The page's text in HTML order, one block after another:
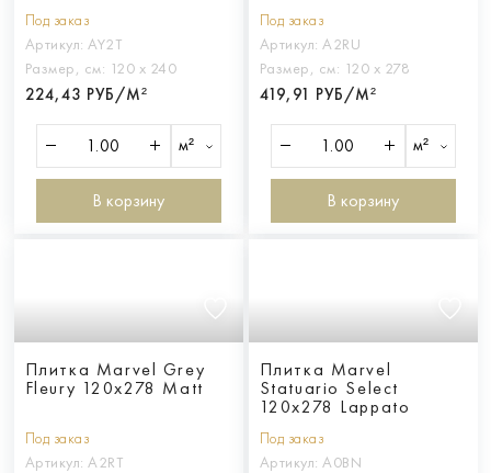
Под заказ
Артикул: AY2T
Размер, см: 120 х 240
224,43 РУБ/М²
м²
В корзину
Под заказ
Артикул: A2RU
Размер, см: 120 х 278
419,91 РУБ/М²
м²
В корзину
Плитка Marvel Grey
Fleury 120x278 Matt
Под заказ
Артикул: A2RT
Плитка Marvel
Statuario Select
120x278 Lappato
Под заказ
Артикул: A0BN